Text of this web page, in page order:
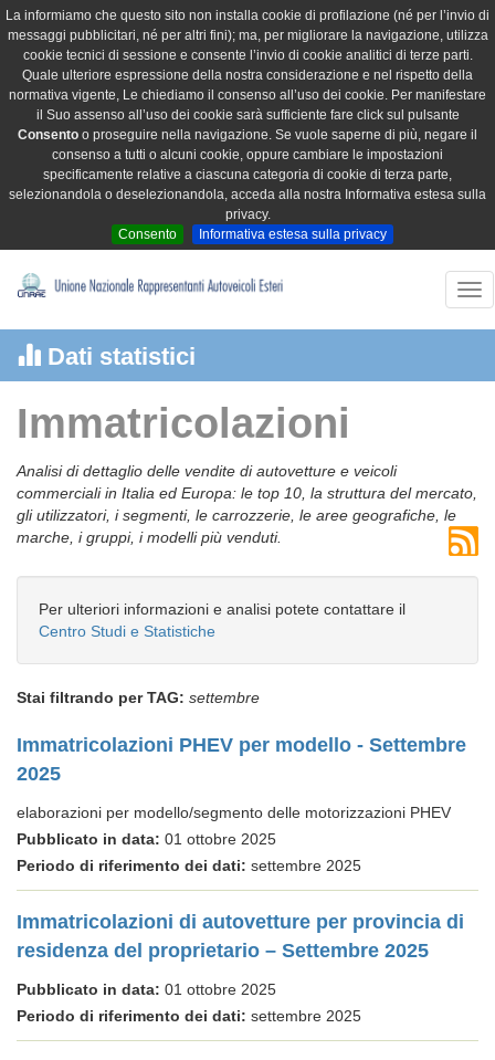
La informiamo che questo sito non installa cookie di profilazione (né per l’invio di
messaggi pubblicitari, né per altri fini); ma, per migliorare la navigazione, utilizza
cookie tecnici di sessione e consente l’invio di cookie analitici di terze parti.
Quale ulteriore espressione della nostra considerazione e nel rispetto della
normativa vigente, Le chiediamo il consenso all’uso dei cookie. Per manifestare
il Suo assenso all’uso dei cookie sarà sufficiente fare click sul pulsante
Consento o proseguire nella navigazione. Se vuole saperne di più, negare il
consenso a tutti o alcuni cookie, oppure cambiare le impostazioni
specificamente relative a ciascuna categoria di cookie di terza parte,
selezionandola o deselezionandola, acceda alla nostra Informativa estesa sulla
privacy.
Consento
Informativa estesa sulla privacy
Dati statistici
Immatricolazioni
Analisi di dettaglio delle vendite di autovetture e veicoli
commerciali in Italia ed Europa: le top 10, la struttura del mercato,
gli utilizzatori, i segmenti, le carrozzerie, le aree geografiche, le
marche, i gruppi, i modelli più venduti.
Per ulteriori informazioni e analisi potete contattare il
Centro Studi e Statistiche
Stai filtrando per TAG: settembre
Immatricolazioni PHEV per modello - Settembre
2025
elaborazioni per modello/segmento delle motorizzazioni PHEV
Pubblicato in data: 01 ottobre 2025
Periodo di riferimento dei dati: settembre 2025
Immatricolazioni di autovetture per provincia di
residenza del proprietario – Settembre 2025
Pubblicato in data: 01 ottobre 2025
Periodo di riferimento dei dati: settembre 2025